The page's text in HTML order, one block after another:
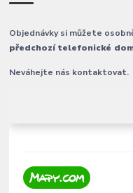
Objednávky si můžete
předchozí telefonické
Neváhejte nás kontaktovat.